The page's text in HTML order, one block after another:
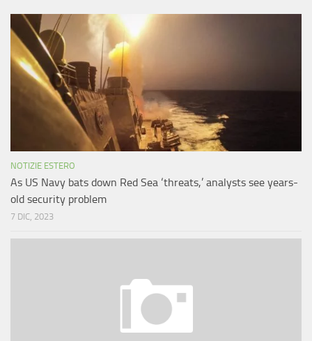
NOTIZIE ESTERO
As US Navy bats down Red Sea ‘threats,’ analysts see years-
old security problem
7 DIC, 2023